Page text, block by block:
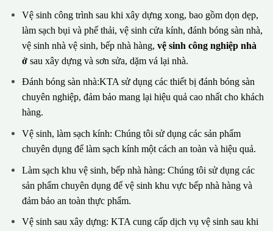
Vệ sinh công trình sau khi xây dựng xong, bao gồm dọn dẹp,
làm sạch bụi và phế thải, vệ sinh cửa kính, đánh bóng sàn nhà,
vệ sinh nhà vệ sinh, bếp nhà hàng, vệ sinh công nghiệp nhà
ởsau xây dựng và sơn sửa, dặm vá lại nhà.
Đánh bóng sàn nhà:KTA sử dụng các thiết bị đánh bóng sàn
chuyên nghiệp, đảm bảo mang lại hiệu quả cao nhất cho khách
hàng.
Vệ sinh, làm sạch kính: Chúng tôi sử dụng các sản phẩm
chuyên dụng để làm sạch kính một cách an toàn và hiệu quả.
Làm sạch khu vệ sinh, bếp nhà hàng: Chúng tôi sử dụng các
sản phẩm chuyên dụng để vệ sinh khu vực bếp nhà hàng và
đảm bảo an toàn thực phẩm.
Vệ sinh sau xây dựng: KTA cung cấp dịch vụ vệ sinh sau khi